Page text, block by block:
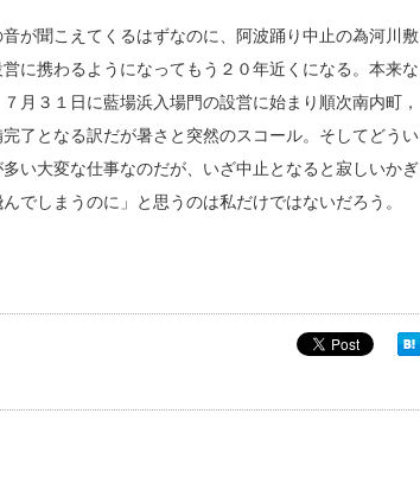
が聞こえてくるはずなのに、阿波踊り中止の為河川敷
に携わるようになってもう２０年近くになる。本来な
月３１日に藍場浜入場門の設営に始まり順次南内町，
了となる訳だが暑さと突然のスコール。そしてどうい
い大変な仕事なのだが、いざ中止となると寂しいかぎ
でしまうのに」と思うのは私だけではないだろう。